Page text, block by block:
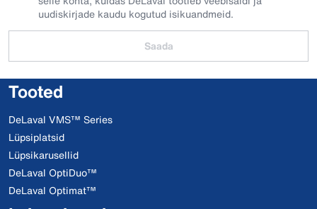
uudiskirjade kaudu kogutud isikuandmeid.
Saada
Tooted
DeLaval VMS™ Series
Lüpsiplatsid
Lüpsikarusellid
DeLaval OptiDuo™
DeLaval Optimat™